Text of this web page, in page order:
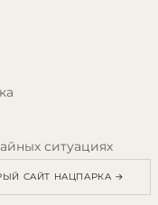
ситуациях
САЙТ НАЦПАРКА →